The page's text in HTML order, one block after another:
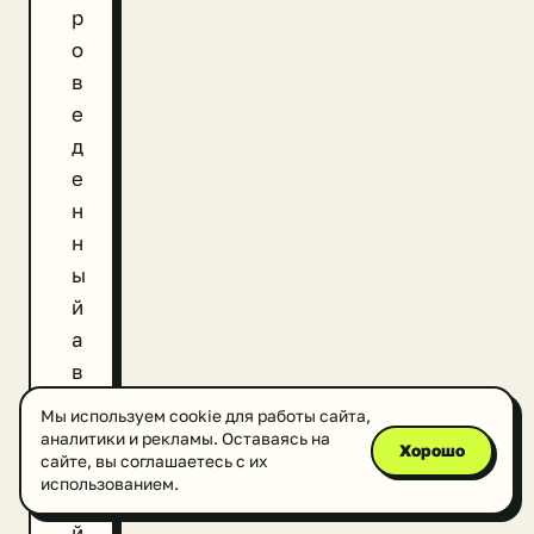
р
о
в
е
д
е
н
н
ы
й
а
в
т
р
Мы используем cookie для работы сайта,
аналитики и рекламы. Оставаясь на
сайте, вы соглашаетесь с их
использованием.
Хорошо